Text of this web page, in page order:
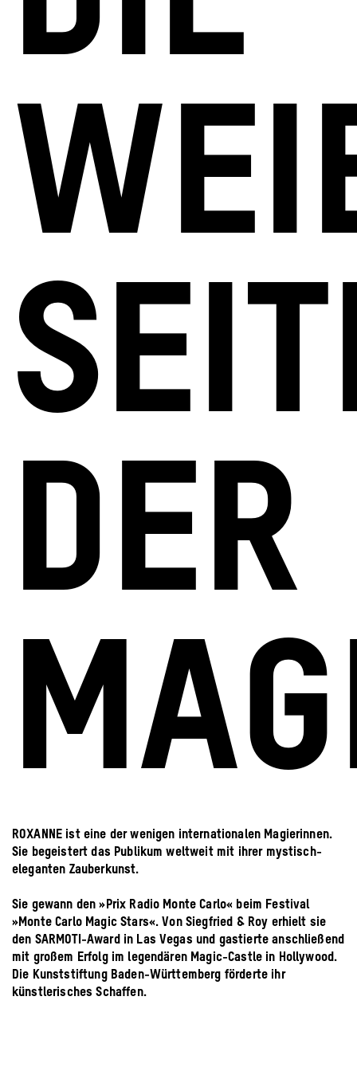
DER
ROXANNE ist eine der wenigen internationalen Magierinnen.
Sie begeistert das Publikum weltweit mit ihrer mystisch-
eleganten Zauberkunst.
Sie gewann den »Prix Radio Monte Carlo« beim Festival
»Monte Carlo Magic Stars«. Von Siegfried & Roy erhielt sie
den SARMOTI-Award in Las Vegas und gastierte anschließend
mit großem Erfolg im legendären Magic-Castle in Hollywood.
Die Kunststiftung Baden-Württemberg förderte ihr
künstlerisches Schaffen.